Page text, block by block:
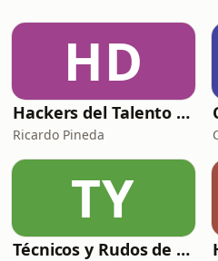
balance, longevidad
suficiente para el
cuento mi rutina:
HD
Hackers del Talento con Ricardo Pineda
Ricardo Pineda
TY
Técnicos y Rudos de la Refrigeración